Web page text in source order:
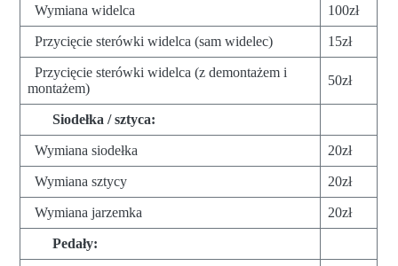
Wymiana widelca 100zł
Przycięcie sterówki widelca (sam widelec) 15zł
Przycięcie sterówki widelca (z demontażem i
montażem)
50zł
Siodełka / sztyca:
Wymiana siodełka 20zł
Wymiana sztycy 20zł
Wymiana jarzemka 20zł
Pedały: